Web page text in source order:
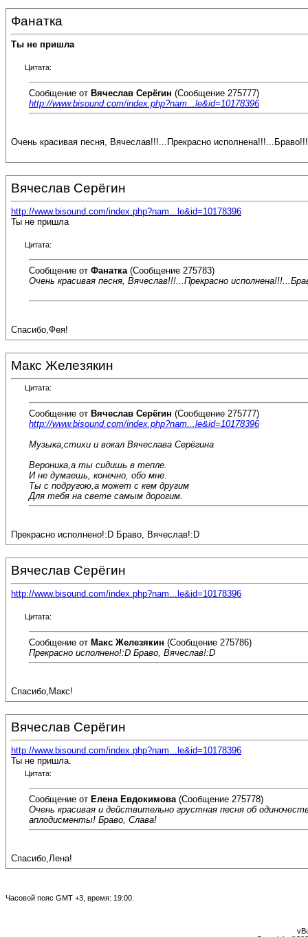
Фанатка
Ты не пришла
Цитата:
Сообщение от Вячеслав Серёгин (Сообщение 275777)
http://www.bisound.com/index.php?nam...le&id=10178396
Очень красивая песня, Вячеслав!!!...Прекрасно
Вячеслав Серёгин
http://www.bisound.com/index.php?nam...le&id=10178396
Ты не пришла
Цитата:
Сообщение от Фанатка (Сообщение 275783)
Очень красивая песня, Вячеслав!!!...Прекрасно
Спасибо,Фея!
Макс Железякин
Цитата:
Сообщение от Вячеслав Серёгин (Сообщение 275777)
http://www.bisound.com/index.php?nam...le&id=10178396
Музыка,стихи и вокал Вячеслава Серёгина
Вероника,а ты сидишь в тепле.
И не думаешь, конечно, обо мне.
Ты с подругою,а может с кем другим
Для тебя на свете самым дорогим.
Прекрасно исполнено!:D Браво, Вячеслав!:D
Вячеслав Серёгин
http://www.bisound.com/index.php?nam...le&id=10178396
Цитата:
Сообщение от Макс Железякин (Сообщение 275786)
Прекрасно исполнено!:D Браво, Вячеслав!:D
Спасибо,Макс!
Вячеслав Серёгин
http://www.bisound.com/index.php?nam...le&id=10178396
Ты не пришла.
Цитата:
Сообщение от Елена Евдокимова (Сообщение 275778)
Очень красивая и действительно грустная песня об
аплодисменты! Браво, Слава!
Спасибо,Лена!
Часовой пояс GMT +3, время: 19:00